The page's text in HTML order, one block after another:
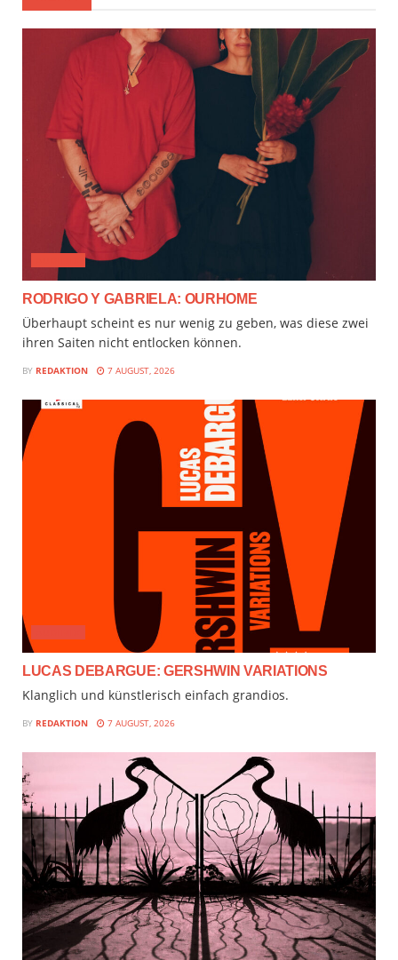
RODRIGO Y GABRIELA: OURHOME
Überhaupt scheint es nur wenig zu geben, was diese zwei
ihren Saiten nicht entlocken können.
BY REDAKTION 7 AUGUST, 2026
LUCAS DEBARGUE: GERSHWIN VARIATIONS
Klanglich und künstlerisch einfach grandios.
BY REDAKTION 7 AUGUST, 2026